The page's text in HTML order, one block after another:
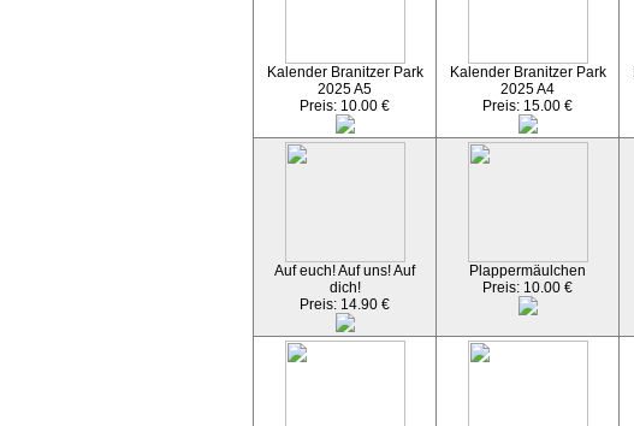
Kalender Branitzer Park
2025 A5
Preis: 10.00 €
Kalender Branitzer Park
2025 A4
Preis: 15.00 €
Auf euch! Auf uns! Auf
dich!
Preis: 14.90 €
Plappermäulchen
Preis: 10.00 €